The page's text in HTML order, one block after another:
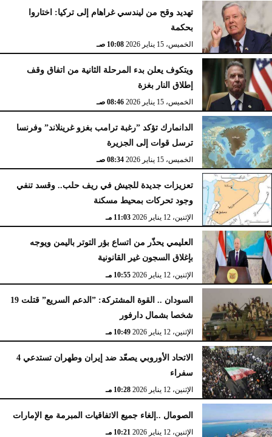
تهديد وقح من ليندسي غراهام إلى تركيا: اختاروا
بحكمة
الخميس، 15 يناير 2026 10:08 صـ
ويتكوف يعلن بدء المرحلة الثانية من اتفاق وقف
إطلاق النار بغزة
الخميس، 15 يناير 2026 08:46 صـ
الدانمارك تؤكد ”رغبة ترامب بغزو غرينلاند” وفرنسا
ترسل قوات إلى الجزيرة
الخميس، 15 يناير 2026 08:34 صـ
تعزيزات جديدة للجيش في ريف حلب.. وقسد تنفي
وجود تحركات بمحيط مسكنة
الإثنين، 12 يناير 2026 11:03 مـ
العليمي يحذّر من اتساع بؤر التوتر باليمن ويوجه
بإغلاق السجون غير القانونية
الإثنين، 12 يناير 2026 10:55 مـ
السودان .. القوة المشتركة: ”الدعم السريع” قتلت 19
شخصا بشمال دارفور
الإثنين، 12 يناير 2026 10:49 مـ
الاتحاد الأوروبي يصعّد ضد إيران وطهران تستدعي 4
سفراء
الإثنين، 12 يناير 2026 10:28 مـ
الصومال ..إلغاء جميع الاتفاقيات المبرمة مع الإمارات
الإثنين، 12 يناير 2026 10:21 مـ